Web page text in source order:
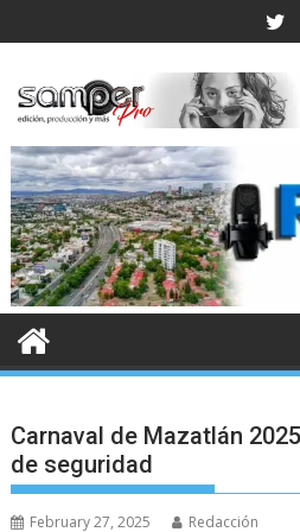
to
Carnaval de Mazatlán
de seguridad
February 27, 2025 Redacción